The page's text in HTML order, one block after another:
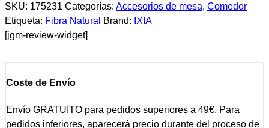
SKU: 175231 Categorías: Accesorios de mesa, Comedor
Etiqueta: Fibra Natural Brand: IXIA
[jgm-review-widget]
Coste de Envío
Envío GRATUITO para pedidos superiores a 49€. Para
pedidos inferiores, aparecerá precio durante del proceso de